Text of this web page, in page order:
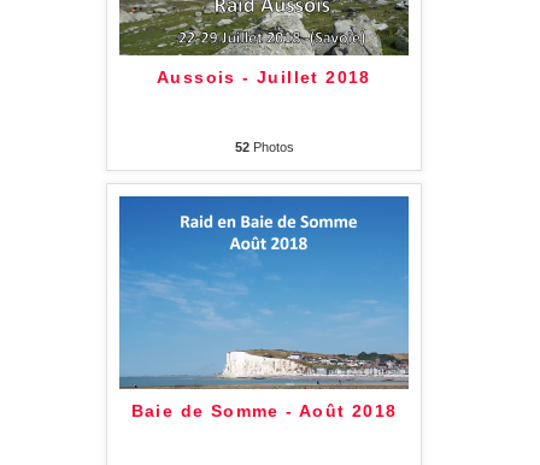
Aussois - Juillet 2018
52Photos
Baie de Somme - Août 2018